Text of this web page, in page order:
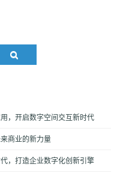
，开启数字空间交互新时代
商业的新力量
，打造企业数字化创新引擎